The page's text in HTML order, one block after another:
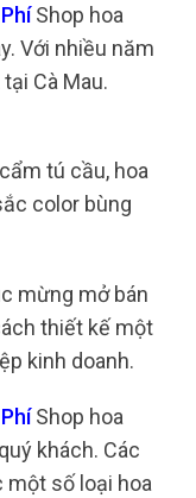
Shop hoa
Với nhiều năm
Cà Mau.
tú cầu, hoa
color bùng
mừng mở bán
thiết kế một
kinh doanh.
Shop hoa
khách. Các
một số loại hoa